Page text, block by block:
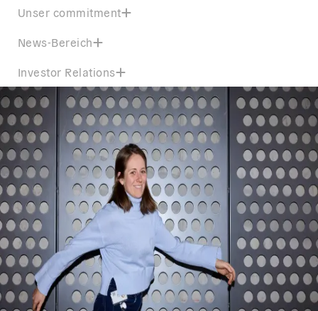
Unser commitment
News-Bereich
Investor Relations